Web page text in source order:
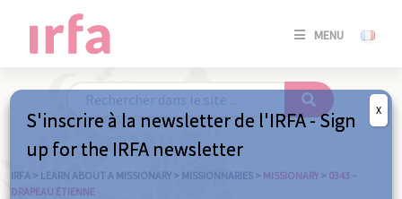
MENU
SE
IRFA > LEARN ABOUT A MISSIONARY > MISSIONNARIES > MISSIONARY > 0343 –
DRAPEAU ÉTIENNE
S'inscrire à la newsletter de l'IRFA - Sign
up for the IRFA newsletter
X